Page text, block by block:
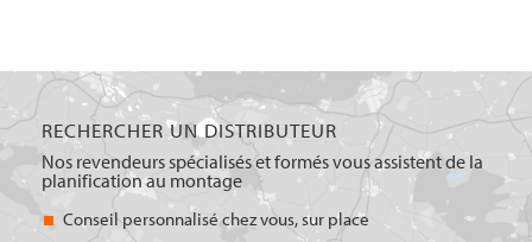
RECHERCHER UN DISTRIBUTEUR
Nos revendeurs spécialisés et formés vous assistent de la
planification au montage
Conseil personnalisé chez vous, sur place